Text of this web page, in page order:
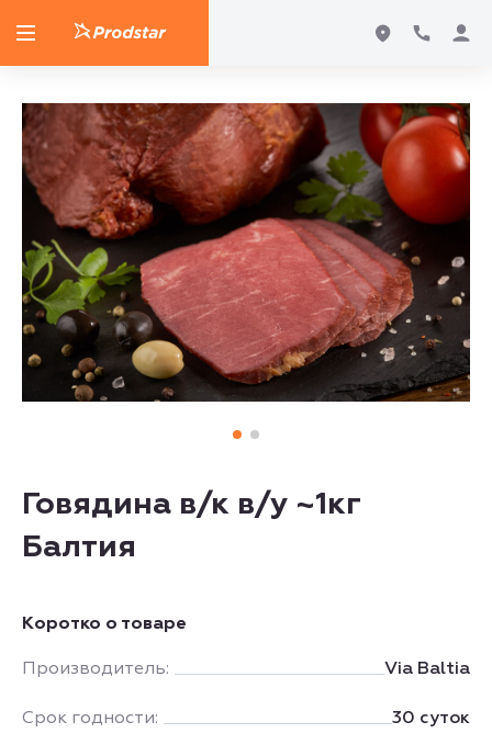
Говядина в/к в/у ~1кг
Балтия
Коротко о товаре
Производитель: Via Baltia
Срок годности: 30 суток